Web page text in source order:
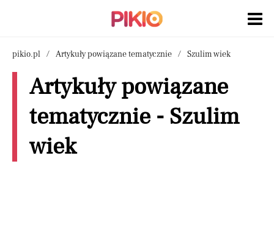
pikio.pl Artykuły powiązane tematycznie Szulim wiek
Artykuły powiązane
tematycznie - Szulim
wiek